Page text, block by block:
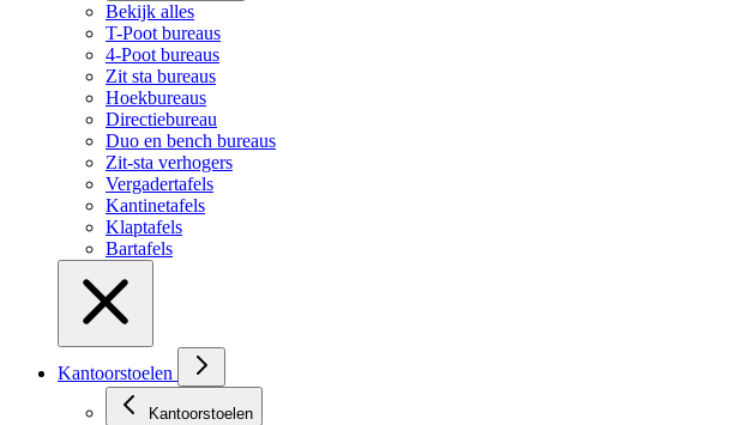
Bekijk alles
T-Poot bureaus
4-Poot bureaus
Zit sta bureaus
Hoekbureaus
Directiebureau
Duo en bench bureaus
Zit-sta verhogers
Vergadertafels
Kantinetafels
Klaptafels
Bartafels
Kantoorstoelen
Kantoorstoelen